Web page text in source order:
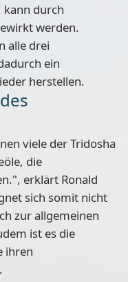
kann durch
werden.
alle drei
ein
herstellen.
viele der Tridosha
die
erklärt Ronald
sich somit nicht
zur allgemeinen
ist es die
ihren
.